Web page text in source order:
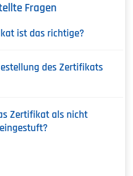
Fragen
ist das richtige?
des Zertifikats
Zertifikat als nicht